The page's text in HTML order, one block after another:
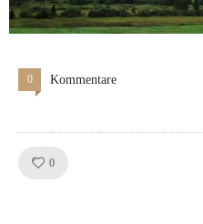
0 Kommentare
0